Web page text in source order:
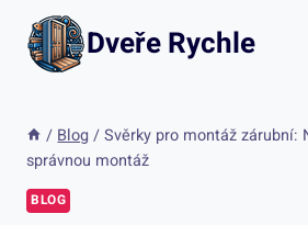
Přeskočit
obsah
Dveře Rychle
/ Blog / Svěrky pro montáž zárubní:
správnou montáž
BLOG